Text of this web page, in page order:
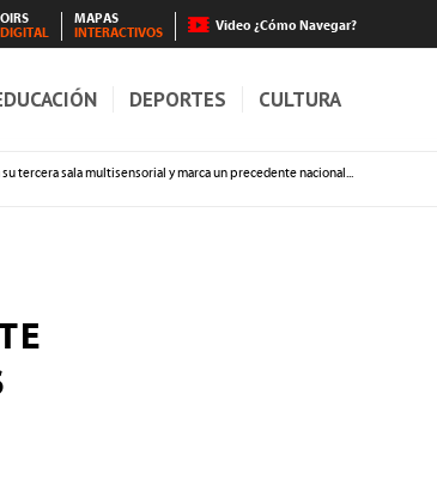
OIRS
DIGITAL
MAPAS
INTERACTIVOS
Video ¿Cómo Navegar?
DEPORTES CULTURA
tercera sala multisensorial y marca un precedente nacional...